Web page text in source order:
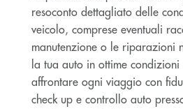
resoconto dettagliato delle
veicolo, comprese eventuali
manutenzione o le riparazioni
la tua auto in ottime
affrontare ogni viaggio con
check up e controllo auto